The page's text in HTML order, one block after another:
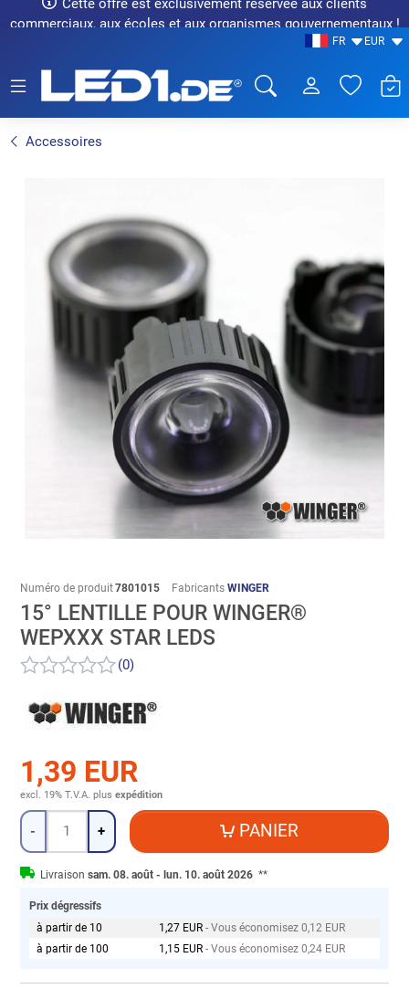
Cette offre est exclusivement réservée aux clients
commerciaux, aux écoles et aux organismes gouvernementaux !
FR EUR
Accessoires
Numéro de produit7801015 Fabricants WINGER
15° LENTILLE POUR WINGER®
WEPXXX STAR LEDS
(0)
1,39 EUR
excl. 19% T.V.A. plus expédition
Quantité
- + PANIER
Livraison sam. 08. août - lun. 10. août 2026 **
Prix dégressifs
à partir de 10
1,27 EUR - Vous économisez 0,12 EUR
à partir de 100
1,15 EUR - Vous économisez 0,24 EUR